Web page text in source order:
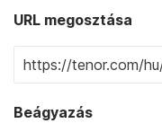
URL megosztása
Beágyazás